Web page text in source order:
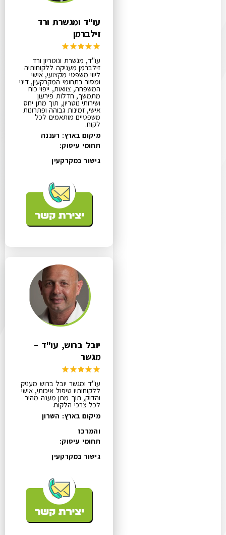
עו"ד ומגשרת ורד
זילברמן
עו"ד, מגשרת ונוטריון ורד
זילברמן מעניקה ללקוחותיה
ליווי משפטי מקצועי, אישי
ומסור בתחומי המקרקעין, דיני
המשפחה, צוואות, ייפוי כוח
מתמשך, חדלות פירעון
ושירותי נוטריון, תוך מתן יחס
אישי, זמינות גבוהה ופתרונות
משפטיים מותאמים לכל
לקוח.
מיקום בארץ: רעננה
תחומי עיסוק:
גישור במקרקעין
יובל ברוש, עו"ד –
מגשר
עו"ד ומגשר יובל ברוש מעניק
ללקוחותיו טיפול איכותי, אישי
והדוק, תוך מתן מענה מהיר
לכל צרכי הלקוח.
מיקום בארץ: השרון
והמרכז
תחומי עיסוק:
גישור במקרקעין